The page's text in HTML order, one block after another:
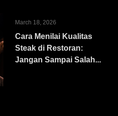
March 18, 2026
Cara Menilai Kualitas
Steak di Restoran:
Jangan Sampai Salah...